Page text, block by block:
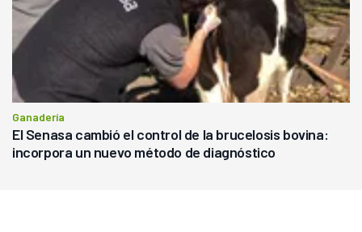
Ganadería
El Senasa cambió el control de la brucelosis bovina:
incorpora un nuevo método de diagnóstico